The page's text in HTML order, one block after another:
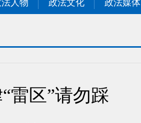
人物 政法文化 政法媒体
雷区”请勿踩